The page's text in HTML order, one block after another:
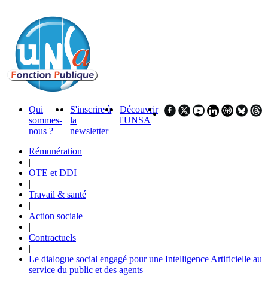
Qui
sommes-
nous ?
S'inscrire à
la
newsletter
Découvrir
l'UNSA
Rémunération
|
OTE et DDI
|
Travail & santé
|
Action sociale
|
Contractuels
|
Le dialogue social engagé pour une Intelligence Artificielle au
service du public et des agents